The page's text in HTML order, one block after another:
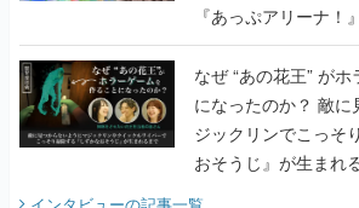
『あっぷアリーナ！
てみた
なぜ “あの花王” が
になったのか？ 敵に見つからないようにマ
ジックリンでこっそ
おそうじ』が生まれ
インタビューの記事一覧